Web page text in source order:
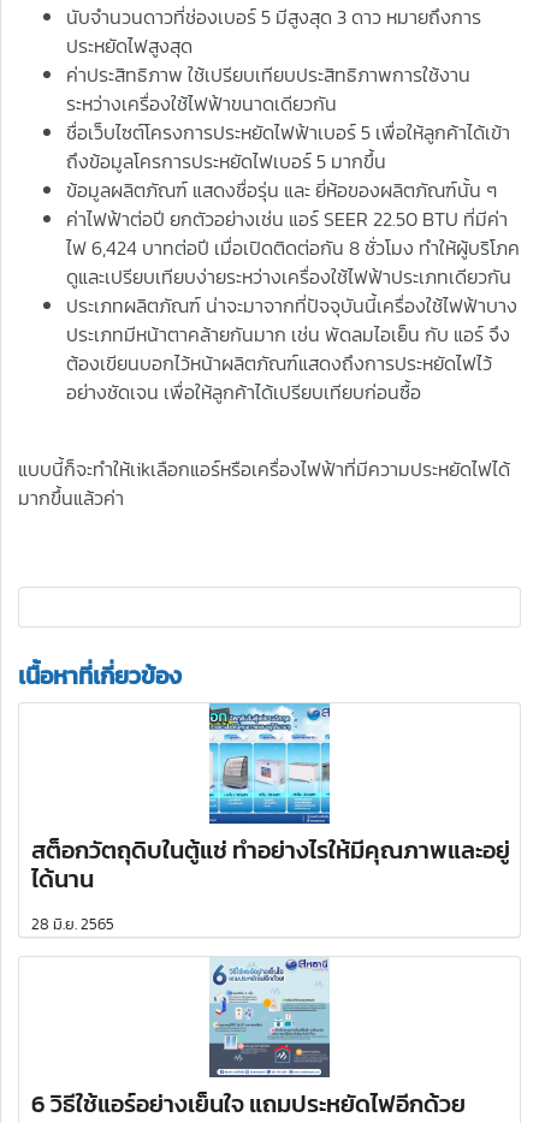
นับจำนวนดาวที่ช่องเบอร์ 5 มีสูงสุด 3 ดาว หมายถึงการ
ประหยัดไฟสูงสุด
ค่าประสิทธิภาพ ใช้เปรียบเทียบประสิทธิภาพการใช้งาน
ระหว่างเครื่องใช้ไฟฟ้าขนาดเดียวกัน
ชื่อเว็บไซต์โครงการประหยัดไฟฟ้าเบอร์ 5 เพื่อให้ลูกค้าได้เข้า
ถึงข้อมูลโครการประหยัดไฟเบอร์ 5 มากขึ้น
ข้อมูลผลิตภัณฑ์ แสดงชื่อรุ่น และ ยี่ห้อของผลิตภัณฑ์นั้น ๆ
ค่าไฟฟ้าต่อปี ยกตัวอย่างเช่น แอร์ SEER 22.50 BTU ที่มีค่า
ไฟ 6,424 บาทต่อปี เมื่อเปิดติดต่อกัน 8 ชั่วโมง ทำให้ผู้บริโภค
ดูและเปรียบเทียบง่ายระหว่างเครื่องใช้ไฟฟ้าประเภทเดียวกัน
ประเภทผลิตภัณฑ์ น่าจะมาจากที่ปัจจุบันนี้เครื่องใช้ไฟฟ้าบาง
ประเภทมีหน้าตาคล้ายกันมาก เช่น พัดลมไอเย็น กับ แอร์ จึง
ต้องเขียนบอกไว้หน้าผลิตภัณฑ์แสดงถึงการประหยัดไฟไว้
อย่างชัดเจน เพื่อให้ลูกค้าได้เปรียบเทียบก่อนซื้อ
แบบนี้ก็จะทำให้เikเลือกแอร์หรือเครื่องไฟฟ้าที่มีความประหยัดไฟได้
มากขึ้นแล้วค่า
เนื้อหาที่เกี่ยวข้อง
สต็อกวัตถุดิบในตู้แช่ ทำอย่างไรให้มีคุณภาพและอยู่
ได้นาน
28 มิ.ย. 2565
6 วิธีใช้แอร์อย่างเย็นใจ แถมประหยัดไฟอีกด้วย